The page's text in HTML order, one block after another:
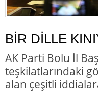
BİR DİLLE
AK Parti Bolu İl
teşkilatlarındaki
alan çeşitli